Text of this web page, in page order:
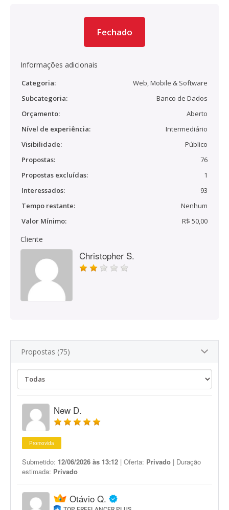
Fechado
Informações adicionais
Categoria:
Web, Mobile & Software
Subcategoria:
Banco de Dados
Orçamento:
Aberto
Nível de experiência:
Intermediário
Visibilidade:
Público
Propostas:
76
Propostas excluídas:
1
Interessados:
93
Tempo restante:
Nenhum
Valor Mínimo:
R$ 50,00
Cliente
Christopher S.
Propostas (75)
New D.
Promovida
Submetido: 12/06/2026 às 13:12 | Oferta: Privado | Duração
estimada: Privado
Otávio Q.